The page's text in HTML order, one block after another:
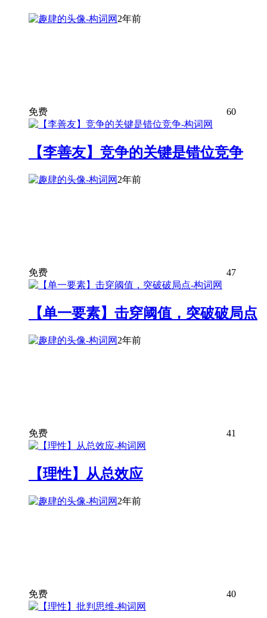
2年前
免费 60
【李善友】竞争的关键是错位竞争
2年前
免费 47
【单一要素】击穿阈值，突破破局点
2年前
免费 41
【理性】从总效应
2年前
免费 40